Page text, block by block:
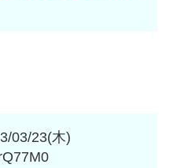
03/23(木)